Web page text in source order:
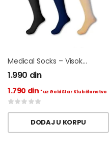
Medical Socks – Visokokvalitetne Uniseks Kompresijske Čarape
1.990 din
1.790 din *uz GoldStar Klub članstvo
DODAJ U KORPU